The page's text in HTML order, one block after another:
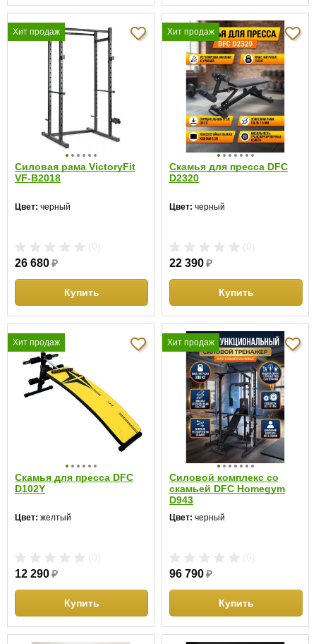
Хит продаж
Силовая рама VictoryFit
VF-B2018
Цвет: черный
26 680₽
Купить
Хит продаж
Скамья для пресса DFC
D2320
Цвет: черный
22 390₽
Купить
Хит продаж
Скамья для пресса DFC
D102Y
Цвет: желтый
12 290₽
Купить
Хит продаж
Силовой комплекс со
скамьей DFC Homegym
D943
Цвет: черный
96 790₽
Купить